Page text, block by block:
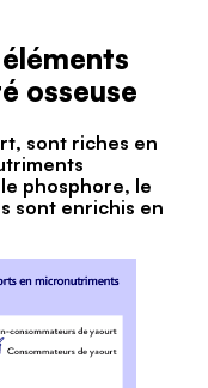
osseuse
sont riches en
phosphore, le
sont enrichis en